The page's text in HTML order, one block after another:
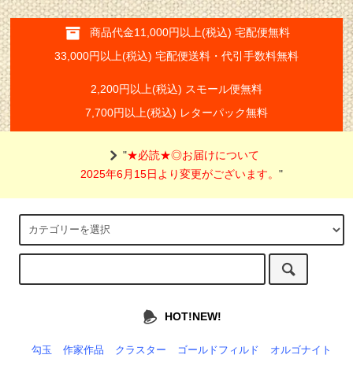
商品代金11,000円以上(税込) 宅配便無料
33,000円以上(税込) 宅配便送料・代引手数料無料
2,200円以上(税込) スモール便無料
7,700円以上(税込) レターパック無料
"★必読★◎お届けについて
2025年6月15日より変更がございます。"
HOT!NEW!
勾玉 作家作品 クラスター ゴールドフィルド オルゴナイト